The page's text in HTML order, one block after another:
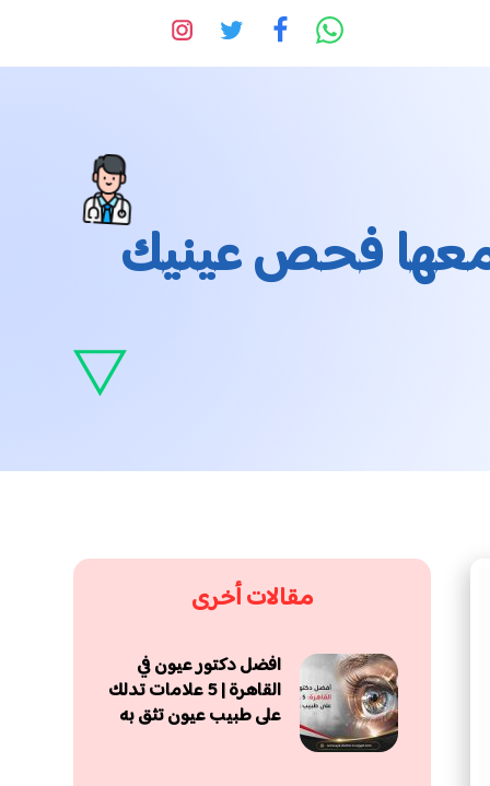
مقالات أخرى
افضل دكتور عيون في
القاهرة | 5 علامات تدلك
على طبيب عيون تثق به